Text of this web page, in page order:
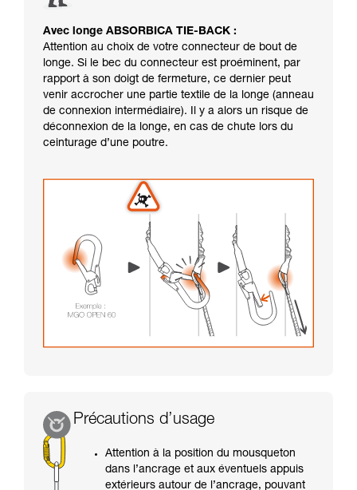
Avec longe ABSORBICA TIE-BACK :
Attention au choix de votre connecteur de bout de
longe. Si le bec du connecteur est proéminent, par
rapport à son doigt de fermeture, ce dernier peut
venir accrocher une partie textile de la longe (anneau
de connexion intermédiaire). Il y a alors un risque de
déconnexion de la longe, en cas de chute lors du
ceinturage d’une poutre.
Précautions d’usage
Attention à la position du mousqueton
dans l’ancrage et aux éventuels appuis
extérieurs autour de l’ancrage, pouvant